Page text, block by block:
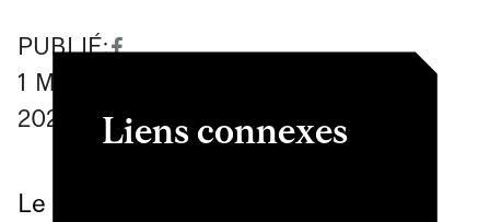
PUBLIÉ:
1 May
2026
Le
Liens connexes